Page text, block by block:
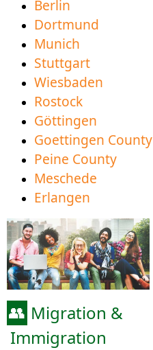
Berlin
Dortmund
Munich
Stuttgart
Wiesbaden
Rostock
Göttingen
Goettingen County
Peine County
Meschede
Erlangen
👥 Migration &
Immigration